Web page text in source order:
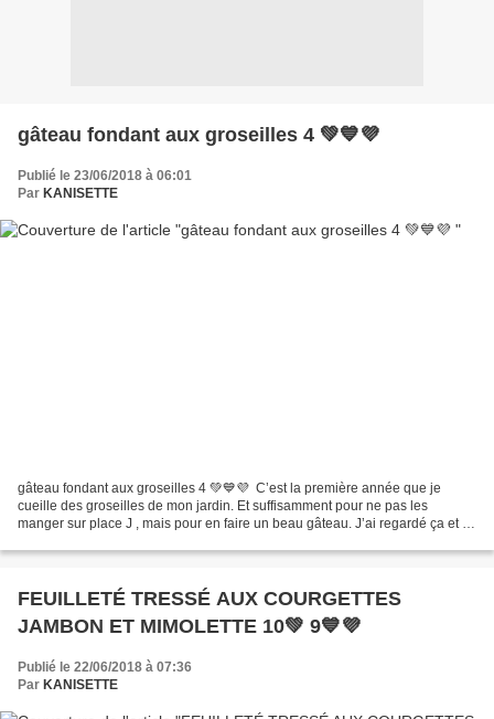
gâteau fondant aux groseilles 4 💚💙💜
Publié le 23/06/2018 à 06:01
Par KANISETTE
gâteau fondant aux groseilles 4 💚💙💜 C’est la première année que je
cueille des groseilles de mon jardin. Et suffisamment pour ne pas les
manger sur place J , mais pour en faire un beau gâteau. J’ai regardé ça et là
FEUILLETÉ TRESSÉ AUX COURGETTES
JAMBON ET MIMOLETTE 10💚 9💙💜
Publié le 22/06/2018 à 07:36
Par KANISETTE